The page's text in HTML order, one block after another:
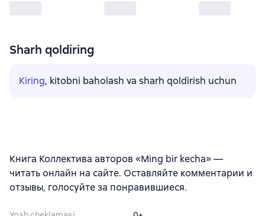
Sharh qoldiring
Kiring, kitobni baholash va sharh qoldirish uchun
Книга Коллектива авторов «Ming bir kecha» —
читать онлайн на сайте. Оставляйте комментарии и
отзывы, голосуйте за понравившиеся.